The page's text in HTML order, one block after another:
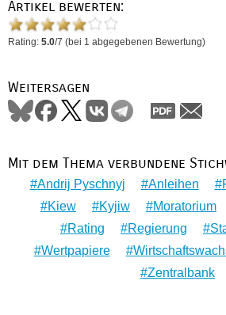
Artikel bewerten:
Rating: 5.0/7 (bei 1 abgegebenen Bewertung)
Weitersagen
Mit dem Thema verbundene
Andrij Pyschnyj Anleihen
Kiew
Kyjiw Moratorium
Rating
Regierung
Wertpapiere
Zentralbank